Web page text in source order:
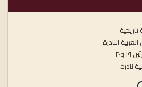
النادرة
نادرة